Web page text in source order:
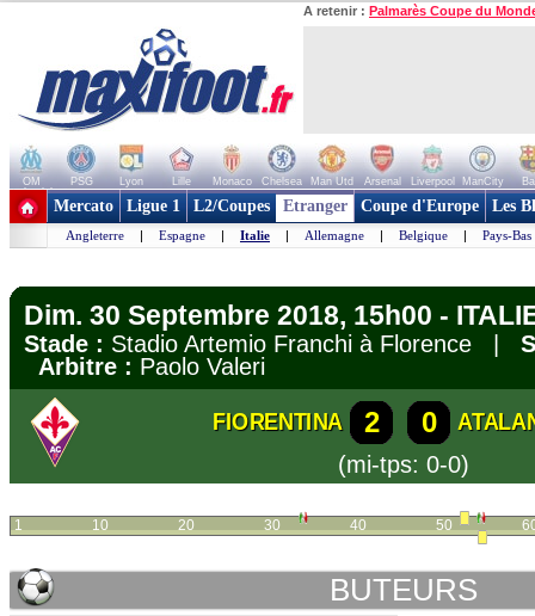
A retenir : Palmarès Coupe du
OM PSG Lyon Lille Monaco Chelsea Man Utd Arsenal Liverpool ManCity
+ de clubs
Mercato Ligue 1 L2/Coupes Etranger Coupe d'Europe Les
Angleterre | Espagne | Italie | Allemagne | Belgique | Pays-Bas
Dim. 30 Septembre 2018, 15h00 -
Stade : Stadio Artemio Franchi à Florence |
Arbitre : Paolo Valeri
FIORENTINA 2 0
(mi-tps: 0-0)
1 10 20 30 40 50
BUTEURS